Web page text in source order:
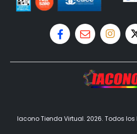
Iacono Tienda Virtual. 2026. Todos